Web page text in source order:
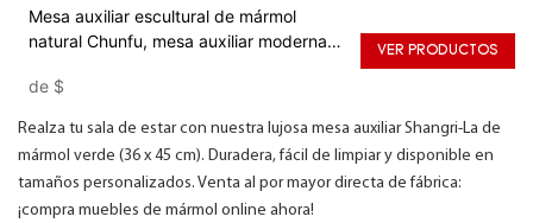
Mesa auxiliar escultural de mármol
natural Chunfu, mesa auxiliar moderna
de $
VER PRODUCTOS
Realza tu sala de estar con nuestra lujosa mesa auxiliar Shangri-La de
mármol verde (36 x 45 cm). Duradera, fácil de limpiar y disponible en
tamaños personalizados. Venta al por mayor directa de fábrica:
¡compra muebles de mármol online ahora!